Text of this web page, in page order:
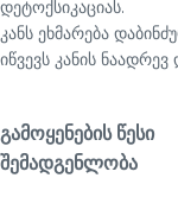
დეტოქსიკაციას.
კანს ეხმარება
იწვევს კანის ნაადრევ
გამოყენების წესი
შემადგენლობა